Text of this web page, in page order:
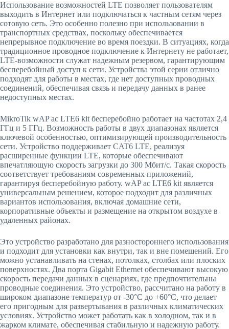
Использование возможностей LTE позволяет пользователям
выходить в Интернет или подключаться к частным сетям через
сотовую сеть. Это особенно полезно при использовании в
транспортных средствах, поскольку обеспечивается
непрерывное подключение во время поездки. В ситуациях, когда
традиционное проводное подключение к Интернету не работает,
LTE-возможности служат надежным резервом, гарантирующим
бесперебойный доступ к сети. Устройства этой серии отлично
подходят для работы в местах, где нет доступных проводных
соединений, обеспечивая связь и передачу данных в ранее
недоступных местах.
MikroTik wAP ac LTE6 kit бесперебойно работает на частотах 2,4
ГГц и 5 ГГц. Возможность работы в двух диапазонах является
ключевой особенностью, оптимизирующей производительность
сети. Устройство поддерживает CAT6 LTE, реализуя
расширенные функции LTE, которые обеспечивают
впечатляющую скорость загрузки до 300 Мбит/с. Такая скорость
соответствует требованиям современных приложений,
гарантируя бесперебойную работу. wAP ac LTE6 kit является
универсальным решением, которое подходит для различных
вариантов использования, включая домашние сети,
корпоративные объекты и размещение на открытом воздухе в
удаленных районах.
Это устройство разработано для разностороннего использования
и подходит для установки как внутри, так и вне помещений. Его
можно устанавливать на стенах, потолках, столбах или плоских
поверхностях. Два порта Gigabit Ethernet обеспечивают высокую
скорость передачи данных в сценариях, где предпочтительны
проводные соединения. Это устройство, рассчитано на работу в
широком диапазоне температур от -30°C до +60°C, что делает
его пригодным для развертывания в различных климатических
условиях. Устройство может работать как в холодном, так и в
жарком климате, обеспечивая стабильную и надежную работу.